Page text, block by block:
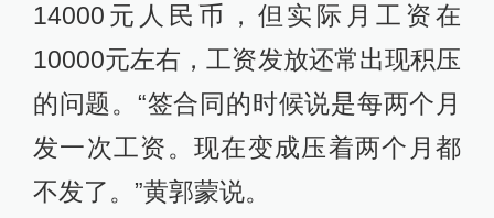
14000元人民币，但实际月工资在
10000元左右，工资发放还常出现积压
的问题。“签合同的时候说是每两个月
发一次工资。现在变成压着两个月都
不发了。”黄郭蒙说。